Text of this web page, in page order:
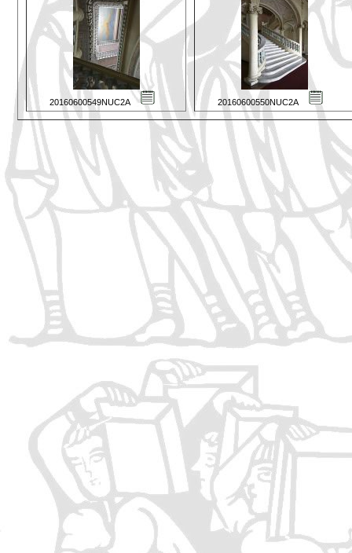
20160600549NUC2A 20160600550NUC2A